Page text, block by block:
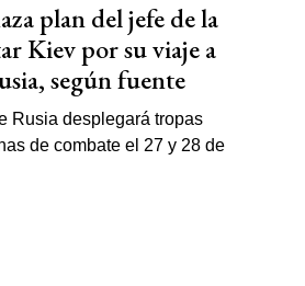
plan del jefe de la
Kiev por su viaje a
según fuente